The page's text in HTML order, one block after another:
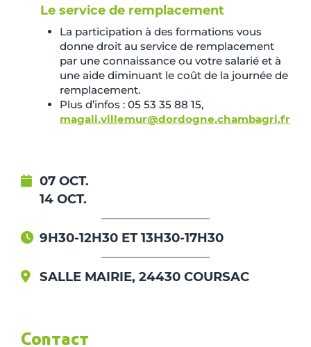
Le service de remplacement
La participation à des formations vous
donne droit au service de remplacement
par une connaissance ou votre salarié et à
une aide diminuant le coût de la journée de
remplacement.
Plus d’infos : 05 53 35 88 15,
magali.villemur@dordogne.chambagri.fr
07 OCT.
14 OCT.
9H30-12H30 ET 13H30-17H30
SALLE MAIRIE, 24430 COURSAC
Contact